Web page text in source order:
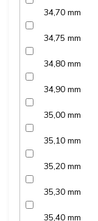
34,70 mm
34,75 mm
34,80 mm
34,90 mm
35,00 mm
35,10 mm
35,20 mm
35,30 mm
35,40 mm